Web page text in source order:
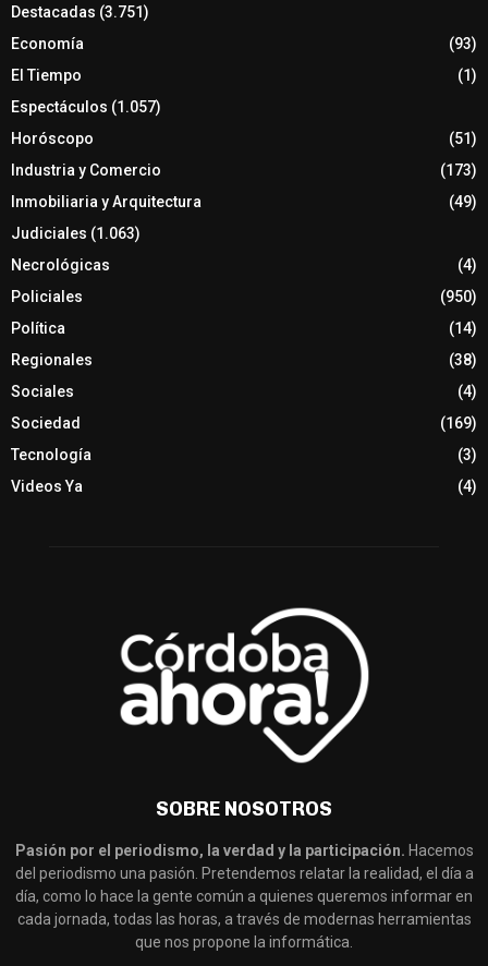
Destacadas (3.751)
Economía
(93)
El Tiempo
(1)
Espectáculos (1.057)
Horóscopo
(51)
Industria y Comercio
(173)
Inmobiliaria y Arquitectura
(49)
Judiciales (1.063)
Necrológicas
(4)
Policiales
(950)
Política
(14)
Regionales
(38)
Sociales
(4)
Sociedad
(169)
Tecnología
(3)
Videos Ya
(4)
SOBRE NOSOTROS
Pasión por el periodismo, la verdad y la participación. Hacemos
del periodismo una pasión. Pretendemos relatar la realidad, el día a
día, como lo hace la gente común a quienes queremos informar en
cada jornada, todas las horas, a través de modernas herramientas
que nos propone la informática.